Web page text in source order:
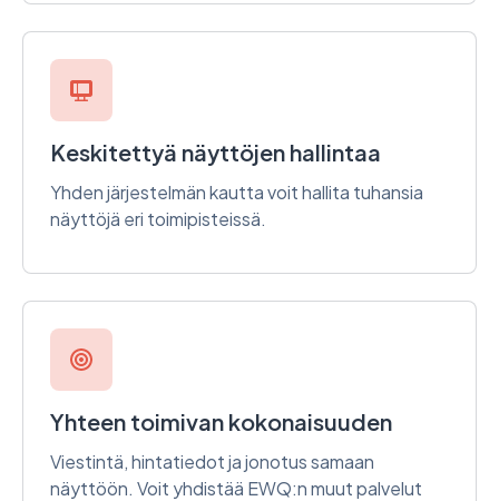
Keskitettyä näyttöjen hallintaa
Yhden järjestelmän kautta voit hallita tuhansia
näyttöjä eri toimipisteissä.
Yhteen toimivan kokonaisuuden
Viestintä, hintatiedot ja jonotus samaan
näyttöön. Voit yhdistää EWQ:n muut palvelut